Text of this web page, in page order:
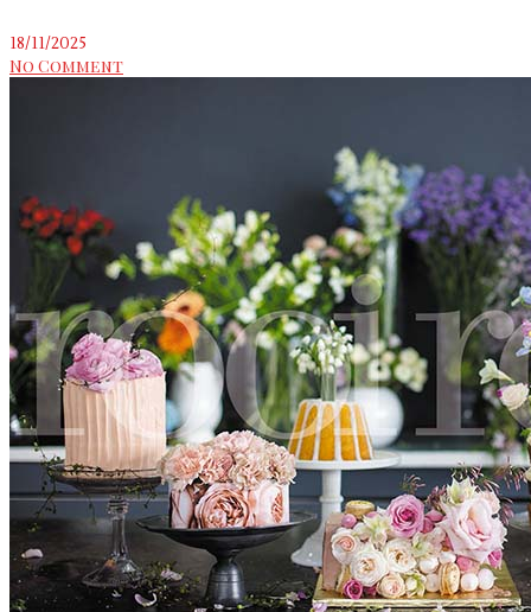
18/11/2025
No Comment